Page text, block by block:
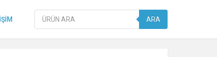
Products
search
ARA